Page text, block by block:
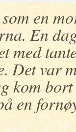
en
En
med
Det var
kom
en